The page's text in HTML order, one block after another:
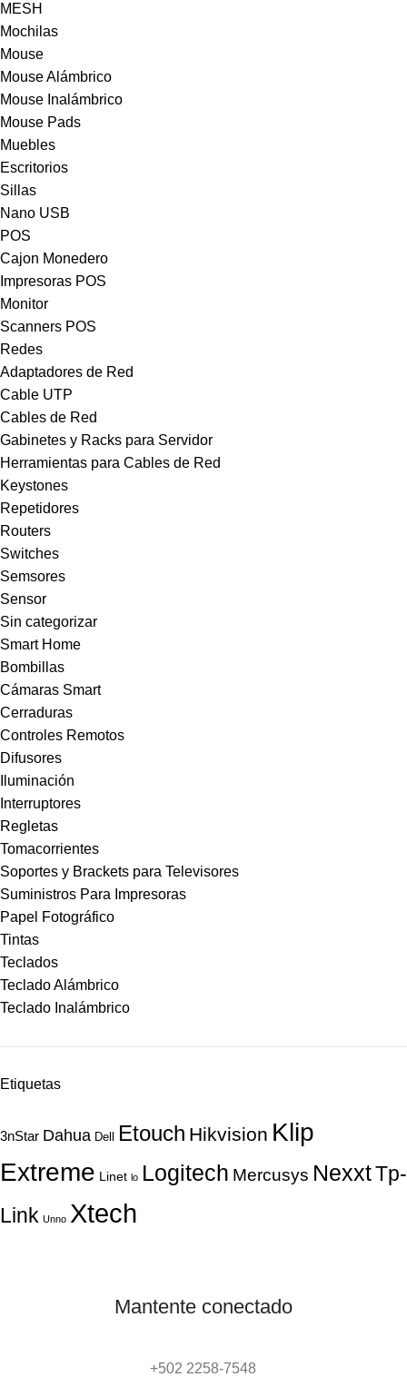
MESH
Mochilas
Mouse
Mouse Alámbrico
Mouse Inalámbrico
Mouse Pads
Muebles
Escritorios
Sillas
Nano USB
POS
Cajon Monedero
Impresoras POS
Monitor
Scanners POS
Redes
Adaptadores de Red
Cable UTP
Cables de Red
Gabinetes y Racks para Servidor
Herramientas para Cables de Red
Keystones
Repetidores
Routers
Switches
Semsores
Sensor
Sin categorizar
Smart Home
Bombillas
Cámaras Smart
Cerraduras
Controles Remotos
Difusores
Iluminación
Interruptores
Regletas
Tomacorrientes
Soportes y Brackets para Televisores
Suministros Para Impresoras
Papel Fotográfico
Tintas
Teclados
Teclado Alámbrico
Teclado Inalámbrico
Etiquetas
3nStar Dahua Dell Etouch Hikvision Klip
Extreme Linet lo Logitech Mercusys NexxtTp-
Link Unno Xtech
Mantente conectado
+502 2258-7548